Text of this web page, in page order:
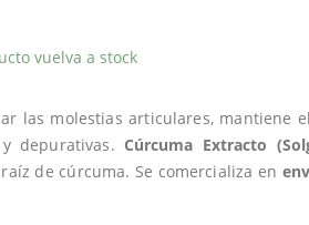
vuelva a stock
las molestias articulares, mantiene
depurativas. Cúrcuma Extracto
de cúrcuma. Se comercializa en